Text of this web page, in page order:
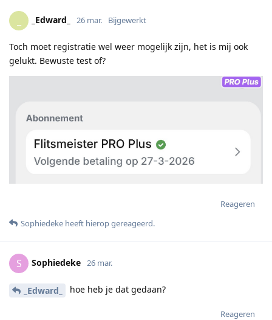
_Edward_ 26 mar. Bijgewerkt
Toch moet registratie wel weer mogelijk zijn, het is mij ook
gelukt. Bewuste test of?
Reageren
Sophiedeke heeft hierop gereageerd.
S Sophiedeke 26 mar.
_Edward_ hoe heb je dat gedaan?
Reageren